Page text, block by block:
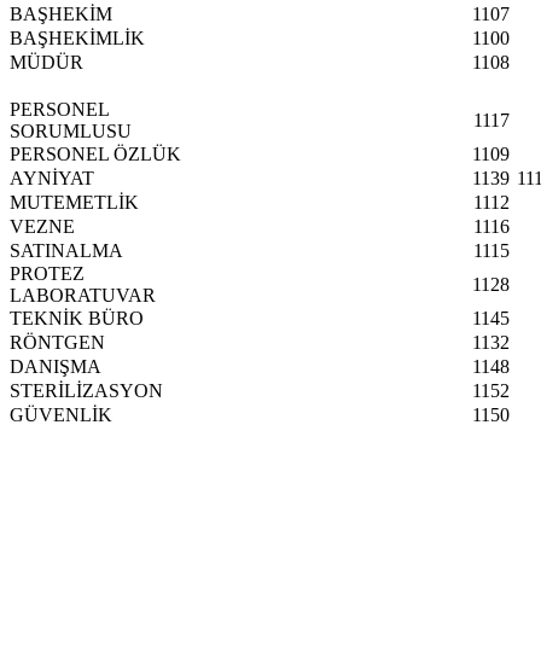
BAŞHEKİM
1107
BAŞHEKİMLİK
1100
MÜDÜR
1108
PERSONEL
SORUMLUSU
1117
PERSONEL ÖZLÜK
1109
AYNİYAT
1139
MUTEMETLİK
1112
VEZNE
1116
SATINALMA
1115
PROTEZ
LABORATUVAR
1128
TEKNİK BÜRO
1145
RÖNTGEN
1132
DANIŞMA
1148
STERİLİZASYON
1152
GÜVENLİK
1150